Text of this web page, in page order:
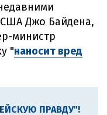
Джо Байдена,
министр
"наносит вред
ПРАВДУ"!